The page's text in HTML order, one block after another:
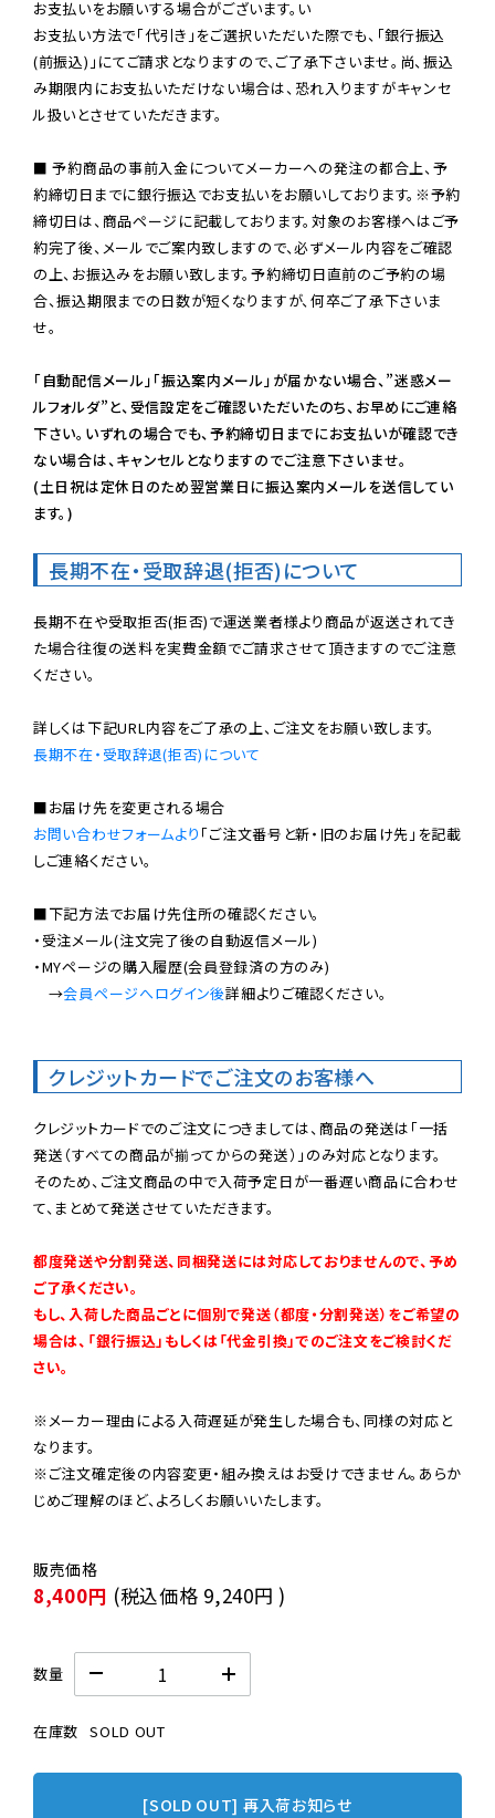
お支払いをお願いする場合がございます。い
お支払い方法で「代引き」をご選択いただいた際でも、「銀行振込
(前振込)」にてご請求となりますので、ご了承下さいませ。尚、振込
み期限内にお支払いただけない場合は、恐れ入りますがキャンセ
ル扱いとさせていただきます。
■ 予約商品の事前入金についてメーカーへの発注の都合上、予
約締切日までに銀行振込でお支払いをお願いしております。※予約
締切日は、商品ページに記載しております。対象のお客様へはご予
約完了後、メールでご案内致しますので、必ずメール内容をご確認
の上、お振込みをお願い致します。予約締切日直前のご予約の場
合、振込期限までの日数が短くなりますが、何卒ご了承下さいま
せ。
「自動配信メール」「振込案内メール」が届かない場合、”迷惑メー
ルフォルダ”と、受信設定をご確認いただいたのち、お早めにご連絡
下さい。いずれの場合でも、予約締切日までにお支払いが確認でき
ない場合は、キャンセルとなりますのでご注意下さいませ。
(土日祝は定休日のため翌営業日に振込案内メールを送信してい
ます。)
長期不在・受取辞退(拒否)について
長期不在や受取拒否(拒否)で運送業者様より商品が返送されてき
た場合往復の送料を実費金額でご請求させて頂きますのでご注意
ください。
長期不在・受取辞退(拒否)について
お問い合わせフォームより 「ご注文番号と新・旧のお届け先」を記載
しご連絡ください。
■下記方法でお届け先住所の確認ください。
・受注メール(注文完了後の自動返信メール)
・MYページの購入履歴(会員登録済の方のみ)
→会員ページへログイン後詳細よりご確認ください。
クレジットカードでご注文のお客様へ
クレジットカードでのご注文につきましては、商品の発送は「一括
発送（すべての商品が揃ってからの発送）」のみ対応となります。
そのため、ご注文商品の中で入荷予定日が一番遅い商品に合わせ
て、まとめて発送させていただきます。
都度発送や分割発送、同梱発送には対応しておりませんので、予め
ご了承ください。
もし、入荷した商品ごとに個別で発送（都度・分割発送）をご希望の
場合は、「銀行振込」もしくは「代金引換」でのご注文をご検討くだ
さい。
※メーカー理由による入荷遅延が発生した場合も、同様の対応と
なります。
※ご注文確定後の内容変更・組み換えはお受けできません。あらか
じめご理解のほど、よろしくお願いいたします。
8,400円 (税込価格 9,240円 )
数量
在庫数 SOLD OUT
[SOLD OUT] 再入荷お知らせ